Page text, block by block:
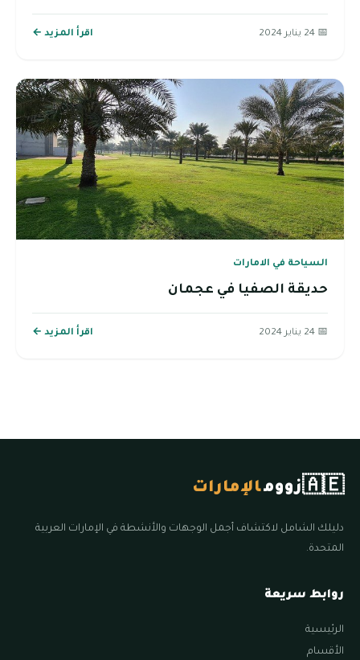
📅 24 يناير 2024 اقرأ المزيد ←
السياحة في الامارات
حديقة الصفيا في عجمان
📅 24 يناير 2024 اقرأ المزيد ←
🇦🇪زوومالإمارات
دليلك الشامل لاكتشاف أجمل الوجهات والأنشطة في الإمارات العربية
المتحدة.
روابط سريعة
الرئيسية
الأقسام